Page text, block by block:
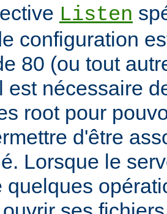
Listen
configuration
80 (ou tout
est nécessaire
root pour
d'être
Lorsque le
quelques